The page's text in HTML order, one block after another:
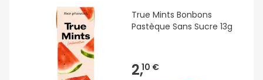
True Mints Bonbons
Pastèque Sans Sucre 13g
2,10 €